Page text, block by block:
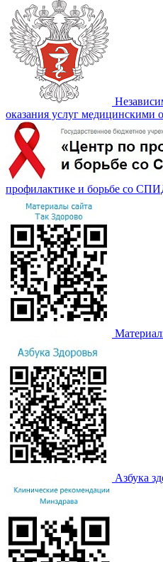
оказания услуг медицинскими
профилактике и борьбе со
Азбука